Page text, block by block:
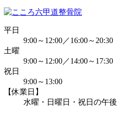
平日
9:00～12:00／16:00～20:30
土曜
9:00～12:00／14:00～17:30
祝日
9:00～13:00
【休業日】
水曜・日曜日・祝日の午後